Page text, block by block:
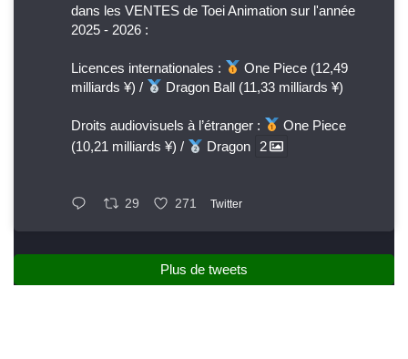
dans les VENTES de Toei Animation sur l'année
2025 - 2026 :
Licences internationales :
One Piece (12,49
milliards ¥) /
Dragon Ball (11,33 milliards ¥)
Droits audiovisuels à l’étranger :
One Piece
(10,21 milliards ¥) /
Dragon 2
29 271 Twitter
Plus de tweets